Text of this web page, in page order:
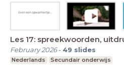
Les 17: spreekwoorden,
February 2026- 49 slides
Nederlands Secundair onderwijs